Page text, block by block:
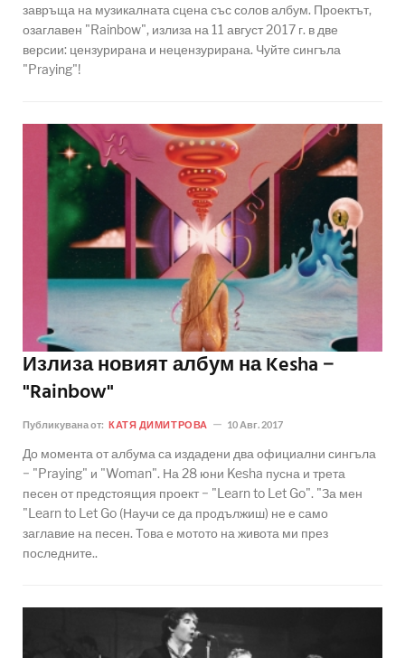
завръща на музикалната сцена със солов албум. Проектът,
озаглавен "Rainbow", излиза на 11 август 2017 г. в две
версии: цензурирана и нецензурирана. Чуйте сингъла
"Praying"!
Излиза новият албум на Kesha −
"Rainbow"
Публикувана от: КАТЯ ДИМИТРОВА 10 Авг. 2017
До момента от албума са издадени два официални сингъла
− "Praying" и "Woman". На 28 юни Kesha пусна и трета
песен от предстоящия проект − "Learn to Let Go". "За мен
"Learn to Let Go (Научи се да продължиш) не е само
заглавие на песен. Това е мотото на живота ми през
последните..